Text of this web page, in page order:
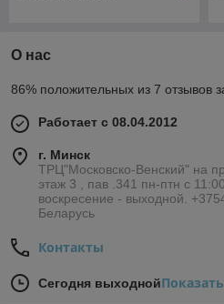
О нас
86% положительных из 7 отзывов
Работает с 08.04.2012
г. Минск
ТРЦ"Московско-Венский" на
этаж 3 , пав .341 пн-птн с
воскресение - выходной.
Беларусь
Контакты
Сегодня выходной